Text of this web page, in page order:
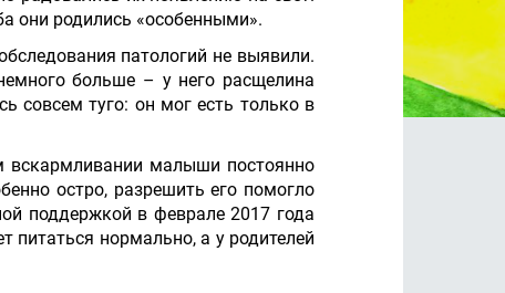
они родились «особенными».
патологий не выявили.
больше – у него расщелина
совсем туго: он мог есть только в
вскармливании малыши постоянно
остро, разрешить его помогло
поддержкой в феврале 2017 года
питаться нормально, а у родителей